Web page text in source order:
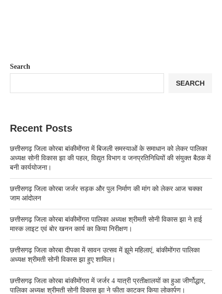
Search
SEARCH
Recent Posts
छत्तीसगढ़ जिला कोरबा बांकीमोंगरा में बिजली समस्याओं के समाधान को लेकर पालिका
अध्यक्ष सोनी विकास झा की पहल, विद्युत विभाग व जनप्रतिनिधियों की संयुक्त बैठक में
बनी कार्ययोजना।
छत्तीसगढ़ जिला कोरबा जर्जर सड़क और पुल निर्माण की मांग को लेकर आज चक्का
जाम आंदोलन
छत्तीसगढ़ जिला कोरबा बांकीमोंगरा पालिका अध्यक्ष श्रीमती सोनी विकास झा ने हाई
मास्क लाइट एवं बोर खनन कार्य का किया निरीक्षण।
छत्तीसगढ़ जिला कोरबा दीपका में सावन उत्सव में झूमे महिलाएं, बांकीमोंगरा पालिका
अध्यक्ष श्रीमती सोनी विकास झा हुए शामिल।
छत्तीसगढ़ जिला कोरबा बांकीमोंगरा में जर्जर 4 यात्री प्रतीक्षालयों का हुआ जीर्णोद्धार,
पालिका अध्यक्ष श्रीमती सोनी विकास झा ने फीता काटकर किया लोकार्पण।